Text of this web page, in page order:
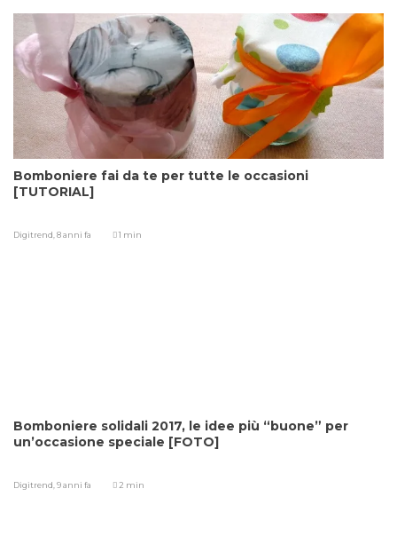
Bomboniere fai da te per tutte le occasioni
[TUTORIAL]
Digitrend,8 anni fa 1 min
Bomboniere solidali 2017, le idee più “buone” per
un’occasione speciale [FOTO]
Digitrend,9 anni fa 2 min